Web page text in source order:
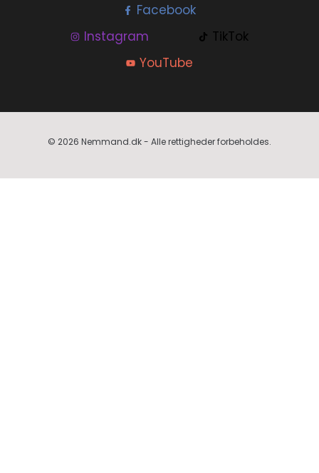
Facebook
Instagram
TikTok
YouTube
© 2026 Nemmand.dk - Alle rettigheder forbeholdes.